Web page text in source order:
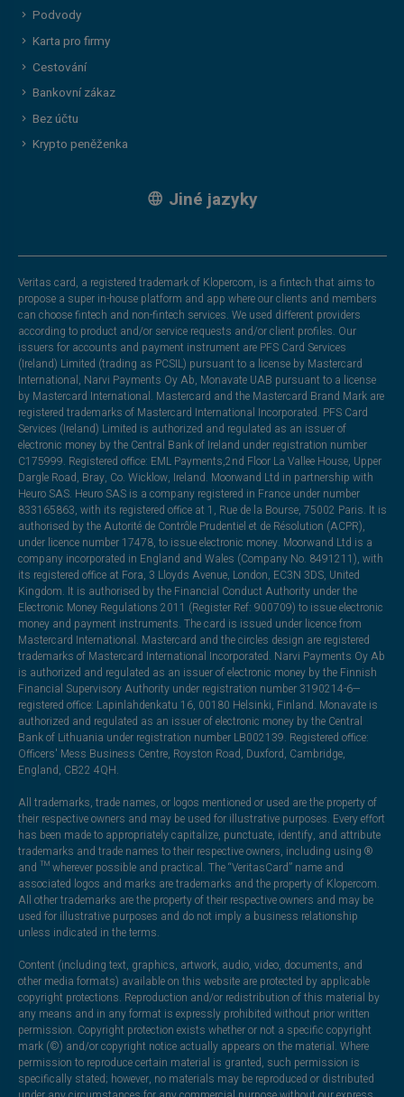
Podvody
Karta pro firmy
Cestování
Bankovní zákaz
Bez účtu
Krypto peněženka
Jiné jazyky
Veritas card, a registered trademark of Klopercom, is a fintech that aims to
propose a super in-house platform and app where our clients and members
can choose fintech and non-fintech services. We used different providers
according to product and/or service requests and/or client profiles. Our
issuers for accounts and payment instrument are PFS Card Services
(Ireland) Limited (trading as PCSIL) pursuant to a license by Mastercard
International, Narvi Payments Oy Ab, Monavate UAB pursuant to a license
by Mastercard International. Mastercard and the Mastercard Brand Mark are
registered trademarks of Mastercard International Incorporated. PFS Card
Services (Ireland) Limited is authorized and regulated as an issuer of
electronic money by the Central Bank of Ireland under registration number
C175999. Registered office: EML Payments,2nd Floor La Vallee House, Upper
Dargle Road, Bray, Co. Wicklow, Ireland. Moorwand Ltd in partnership with
Heuro SAS. Heuro SAS is a company registered in France under number
833165863, with its registered office at 1, Rue de la Bourse, 75002 Paris. It is
authorised by the Autorité de Contrôle Prudentiel et de Résolution (ACPR),
under licence number 17478, to issue electronic money. Moorwand Ltd is a
company incorporated in England and Wales (Company No. 8491211), with
its registered office at Fora, 3 Lloyds Avenue, London, EC3N 3DS, United
Kingdom. It is authorised by the Financial Conduct Authority under the
Electronic Money Regulations 2011 (Register Ref: 900709) to issue electronic
money and payment instruments. The card is issued under licence from
Mastercard International. Mastercard and the circles design are registered
trademarks of Mastercard International Incorporated. Narvi Payments Oy Ab
is authorized and regulated as an issuer of electronic money by the Finnish
Financial Supervisory Authority under registration number 3190214-6—
registered office: Lapinlahdenkatu 16, 00180 Helsinki, Finland. Monavate is
authorized and regulated as an issuer of electronic money by the Central
Bank of Lithuania under registration number LB002139. Registered office:
Officers' Mess Business Centre, Royston Road, Duxford, Cambridge,
England, CB22 4QH.
All trademarks, trade names, or logos mentioned or used are the property of
their respective owners and may be used for illustrative purposes. Every effort
has been made to appropriately capitalize, punctuate, identify, and attribute
trademarks and trade names to their respective owners, including using ®
and ™ wherever possible and practical. The “VeritasCard” name and
associated logos and marks are trademarks and the property of Klopercom.
All other trademarks are the property of their respective owners and may be
used for illustrative purposes and do not imply a business relationship
unless indicated in the terms.
Content (including text, graphics, artwork, audio, video, documents, and
other media formats) available on this website are protected by applicable
copyright protections. Reproduction and/or redistribution of this material by
any means and in any format is expressly prohibited without prior written
permission. Copyright protection exists whether or not a specific copyright
mark (©) and/or copyright notice actually appears on the material. Where
permission to reproduce certain material is granted, such permission is
specifically stated; however, no materials may be reproduced or distributed